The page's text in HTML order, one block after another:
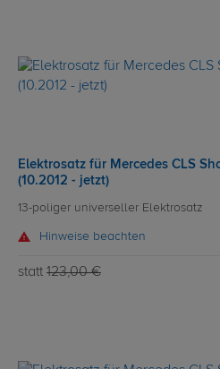
Elektrosatz für Mercedes CLS
(10.2012 - jetzt)
13-poliger universeller Elektrosatz
Hinweise beachten
statt 123,00 €